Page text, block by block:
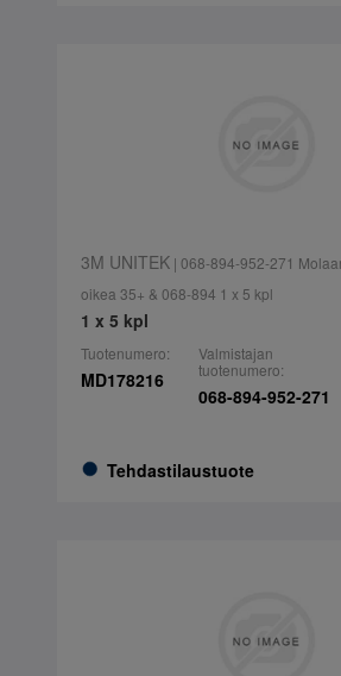
3M UNITEK| 068-894-952-271
oikea 35+ & 068-894 1 x 5 kpl
1 x 5 kpl
Tuotenumero:
MD178216
Tehdastilaustuote
Valmistajan
tuotenumero:
068-894-952-271